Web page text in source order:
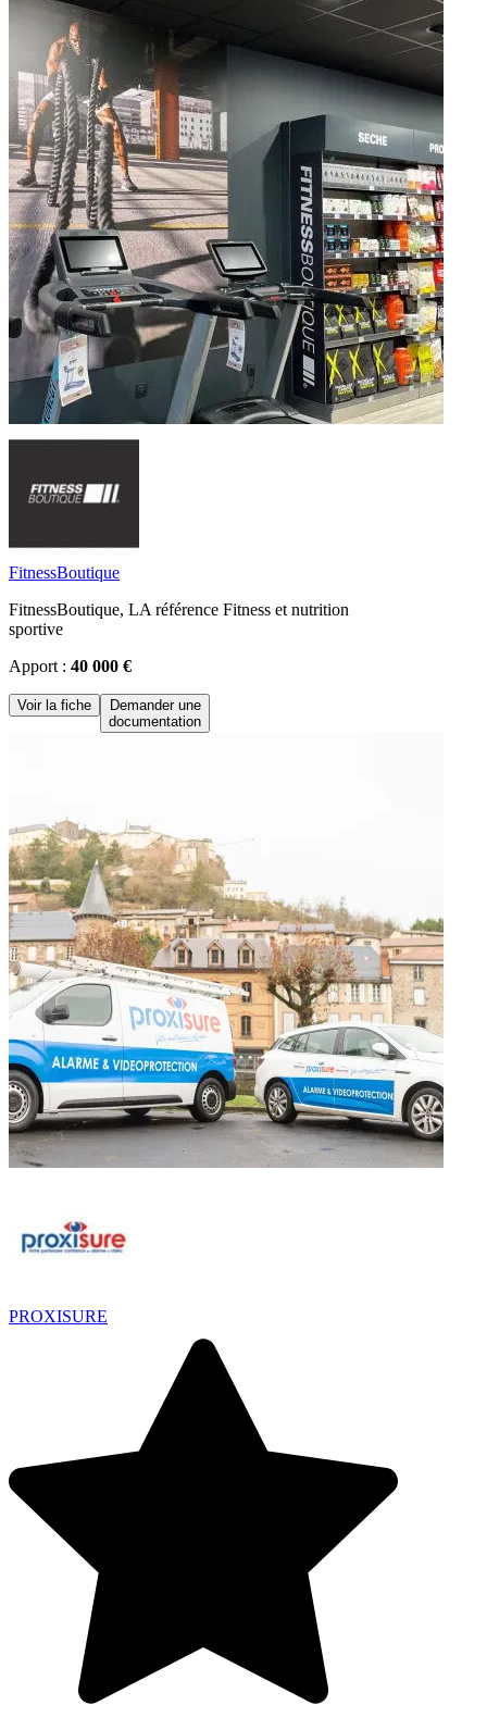
FitnessBoutique
FitnessBoutique, LA référence Fitness et nutrition
sportive
Apport : 40 000 €
Voir la fiche
Demander une
documentation
PROXISURE